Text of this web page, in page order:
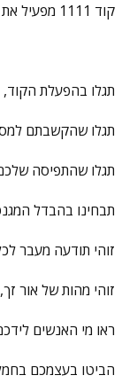
קוד 1111 מפעיל את ההזרעה, מרטיט את השורשים לצמיחה .
תגלו בהפעלת הקוד,
תגלו שהקשבתם
תגלו שהתפיסה
תבחינו בהבדל
זוהי תודעה מעבר
זוהי מהות של אור
ראו מי האנשים
הביטו בעצמכם